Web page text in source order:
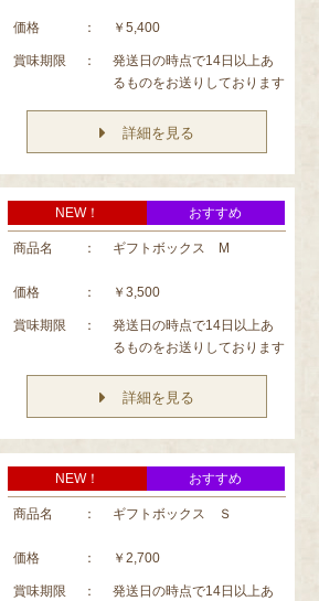
価格 ： ￥5,400
賞味期限 ：
発送日の時点で14日以上あ
るものをお送りしております
詳細を見る
NEW！ おすすめ
商品名 ： ギフトボックス M
価格 ： ￥3,500
賞味期限 ：
発送日の時点で14日以上あ
るものをお送りしております
詳細を見る
NEW！ おすすめ
商品名 ： ギフトボックス Ｓ
価格 ： ￥2,700
賞味期限 ：
発送日の時点で14日以上あ